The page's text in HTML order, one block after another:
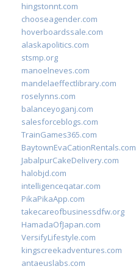
hingstonnt.com
chooseagender.com
hoverboardssale.com
alaskapolitics.com
stsmp.org
manoelneves.com
mandelaeffectlibrary.com
roselynns.com
balanceyoganj.com
salesforceblogs.com
TrainGames365.com
BaytownEvaCationRentals.com
JabalpurCakeDelivery.com
halobjd.com
intelligenceqatar.com
PikaPikaApp.com
takecareofbusinessdfw.org
HamadaOfJapan.com
VersifyLifestyle.com
kingscreekadventures.com
antaeuslabs.com